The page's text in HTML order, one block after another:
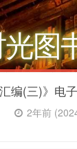
图
编(三)》电
2年前